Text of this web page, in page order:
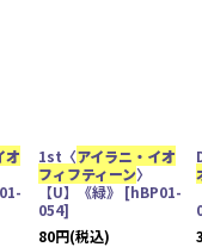
オ
1st〈アイラニ・イオ
フィフティーン〉
【U】《緑》 [hBP01-
054]
80円(税込)